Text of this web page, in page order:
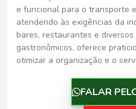
e funcional para o transporte
atendendo às exigências da
bares, restaurantes e
gastronômicos, oferece
otimizar a organização e o
FALAR